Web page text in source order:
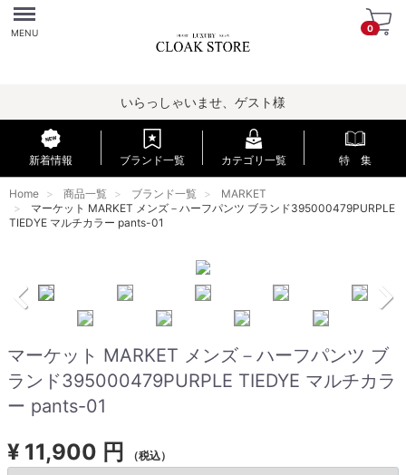
Menu
MENU 0
いらっしゃいませ、ゲスト様
新着情報 ブランド一覧 カテゴリ一覧 特 集
Home 商品一覧 ブランド一覧
MARKET
マーケット MARKET メンズ－ハーフパンツ ブランド395000479PURPLE
TIEDYE マルチカラー pants-01
マーケット MARKET メンズ－ハーフパンツ ブ
ランド395000479PURPLE TIEDYE マルチカラ
ー pants-01
¥ 11,900 円 （税込）